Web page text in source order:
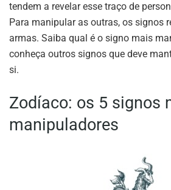
tendem a revelar esse traço de
Para manipular as outras, os signos
armas. Saiba qual é o signo mais
conheça outros signos que deve
si.
Zodíaco: os 5 signos
manipuladores